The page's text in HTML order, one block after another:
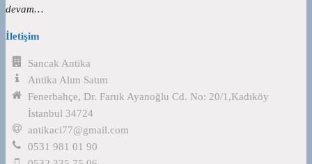
devam…
İletişim
Sancak Antika
Antika Alım Satım
Fenerbahçe, Dr. Faruk Ayanoğlu Cd. No: 20/1,Kadıköy
İstanbul 34724
antikaci77@gmail.com
0531 981 01 90